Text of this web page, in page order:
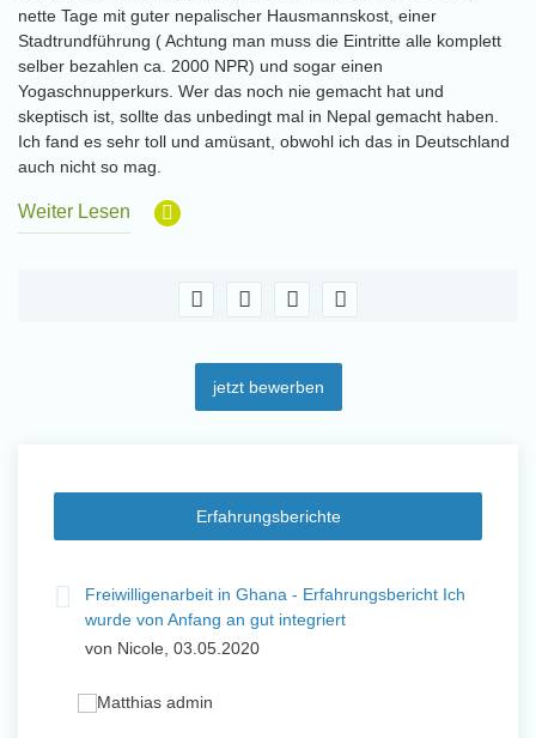
nette Tage mit guter nepalischer Hausmannskost, einer
Stadtrundführung ( Achtung man muss die Eintritte alle komplett
selber bezahlen ca. 2000 NPR) und sogar einen
Yogaschnupperkurs. Wer das noch nie gemacht hat und
skeptisch ist, sollte das unbedingt mal in Nepal gemacht haben.
Ich fand es sehr toll und amüsant, obwohl ich das in Deutschland
auch nicht so mag.
Weiter Lesen
jetzt bewerben
Erfahrungsberichte
Freiwilligenarbeit in Ghana - Erfahrungsbericht Ich
wurde von Anfang an gut integriert
von Nicole, 03.05.2020